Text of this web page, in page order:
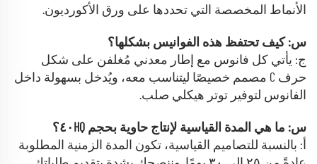
الأنماط المخصصة التي تحددها على ورق الأكورديون.
س: كيف تحتفظ هذه الفوانيس بشكلها؟
ج: يأتي كل فانوس مع إطار معدني مُغلفن على شكل
حرف C مصمم خصيصًا ليتناسب معه، ويُدخل بسهولة داخل
الفانوس لتوفير توتر هيكلي صلب.
س: ما هي المدة القياسية لإنتاج حاوية بحجم ٤٠HQ؟
أ: بالنسبة للتصاميم القياسية، تكون المدة الزمنية المطلوبة